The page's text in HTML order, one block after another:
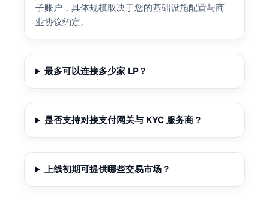
子账户，具体规模取决于您的基础设施配置与商
业协议约定。
最多可以连接多少家 LP？
是否支持对接支付网关与 KYC 服务商？
上线初期可提供哪些交易市场？